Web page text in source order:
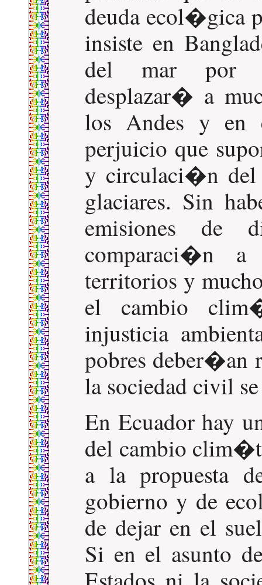
deuda ecol�gica
insiste en
del mar por
desplazar� a
los Andes y en
perjuicio que
y circulaci�n del
glaciares. Sin
emisiones de
comparaci�n
territorios y
el cambio
injusticia
pobres deber�an
la sociedad civil
En Ecuador hay
del cambio
a la propuesta
gobierno y de
de dejar en el
Si en el asunto